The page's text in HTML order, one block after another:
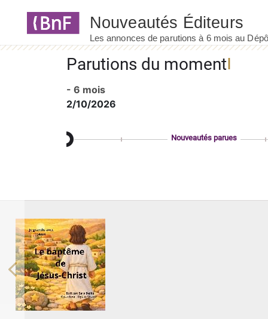
Parutions du moment
- 6 mois
2/10/2026
Nouveautés parues
Previous